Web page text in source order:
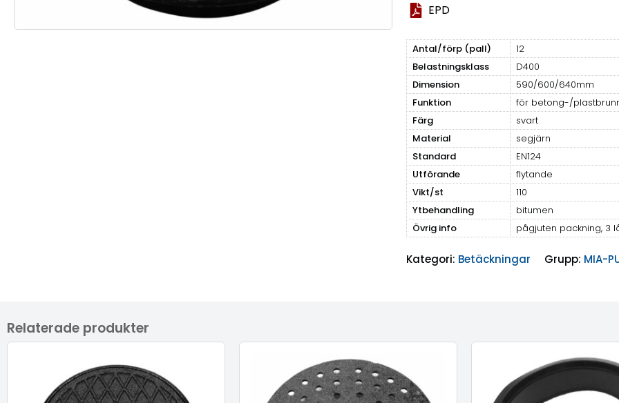
EPD
Antal/förp (pall)
12
Belastningsklass
D400
Dimension
590/600/640mm
Funktion
för betong-/
Färg
svart
Material
segjärn
Standard
EN124
Utförande
flytande
Vikt/st
110
Ytbehandling
bitumen
Övrig info
pågjuten packning, 3
Kategori: Betäckningar Grupp: MIA-
Relaterade produkter